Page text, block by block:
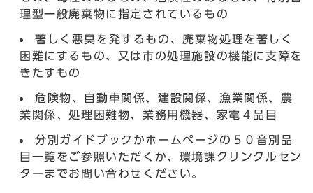
理型一般廃棄物に指定されているもの
著しく悪臭を発するもの、廃棄物処理を著しく
困難にするもの、又は市の処理施設の機能に支障を
きたすもの
危険物、自動車関係、建設関係、漁業関係、農
業関係、処理困難物、業務用機器、家電４品目
分別ガイドブックかホームページの５０音別品
目一覧をご参照いただくか、環境課クリンクルセン
ターまでお問い合わせください。